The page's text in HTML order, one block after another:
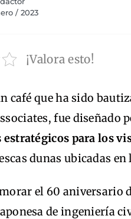
/ 2023
¡Valora esto!
café que ha sido
fue diseñado
estratégicos para los
dunas ubicadas
el 60 aniversario
de ingeniería